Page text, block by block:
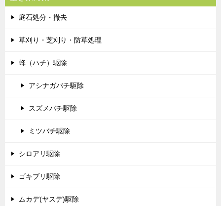
庭石処分・撤去
草刈り・芝刈り・防草処理
蜂（ハチ）駆除
アシナガバチ駆除
スズメバチ駆除
ミツバチ駆除
シロアリ駆除
ゴキブリ駆除
ムカデ(ヤスデ)駆除